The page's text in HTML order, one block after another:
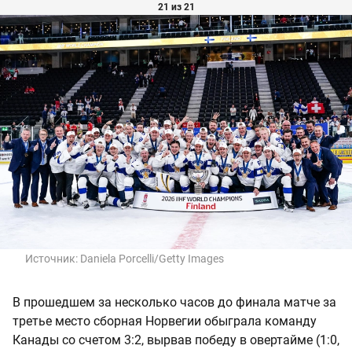
21 из 21
Источник: Daniela Porcelli/Getty Images
В прошедшем за несколько часов до финала матче за
третье место сборная Норвегии обыграла команду
Канады со счетом 3:2, вырвав победу в овертайме (1:0,